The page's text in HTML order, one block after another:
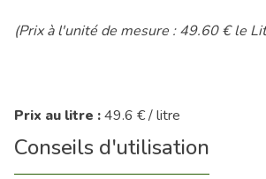
(Prix à l'unité de mesure : 49.60 € le
Prix au litre :49.6 € / litre
Conseils d'utilisation